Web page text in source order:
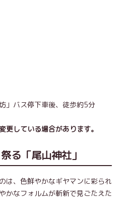
」バス停下車後、徒歩約5分
している場合があります。
る「尾山神社」
は、色鮮やかなギヤマンに彩られ
かなフォルムが斬新で見ごたえた